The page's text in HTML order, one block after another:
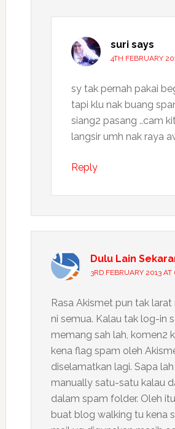
suri says
4TH FEBRUARY
sy tak pernah pakai
tapi klu nak buang
siang2 pasang ..cam
langsir umh nak raya
Reply
Dulu Lain
3RD FEBRUARY 2013 AT
Rasa Akismet pun tak
ni semua. Kalau tak log-in
memang sah lah, komen2
kena flag spam oleh
diselamatkan lagi. Sapa
manually satu-satu kalau
dalam spam folder. Oleh
buat blog walking tu kena